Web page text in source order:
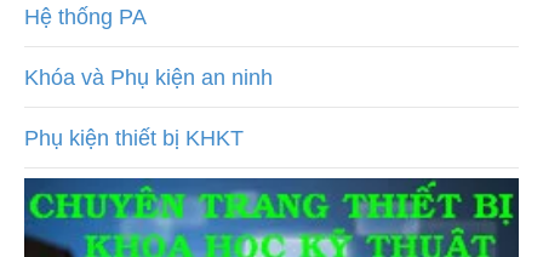
Hệ thống PA
Khóa và Phụ kiện an ninh
Phụ kiện thiết bị KHKT